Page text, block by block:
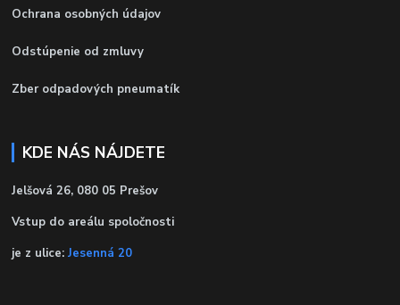
Ochrana osobných údajov
Odstúpenie od zmluvy
Zber odpadových pneumatík
KDE NÁS NÁJDETE
Jelšová 26, 080 05 Prešov
Vstup do areálu spoločnosti
je z ulice: Jesenná 20